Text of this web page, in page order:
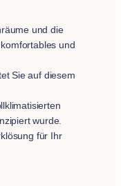
und die
und
Sie auf diesem
wurde.
für Ihr